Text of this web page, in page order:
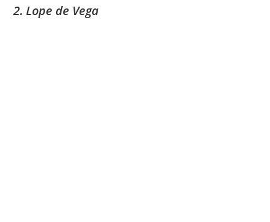
2. Lope de Vega